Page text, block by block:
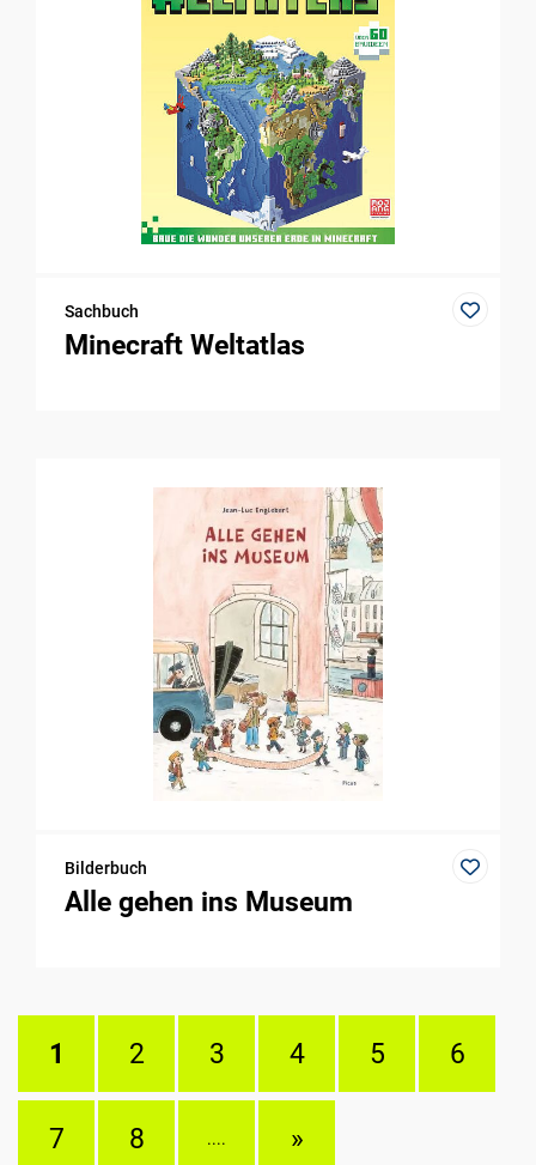
Sachbuch
Minecraft Weltatlas
Bilderbuch
Alle gehen ins Museum
1 2 3 4 5 6
7 8 .... »